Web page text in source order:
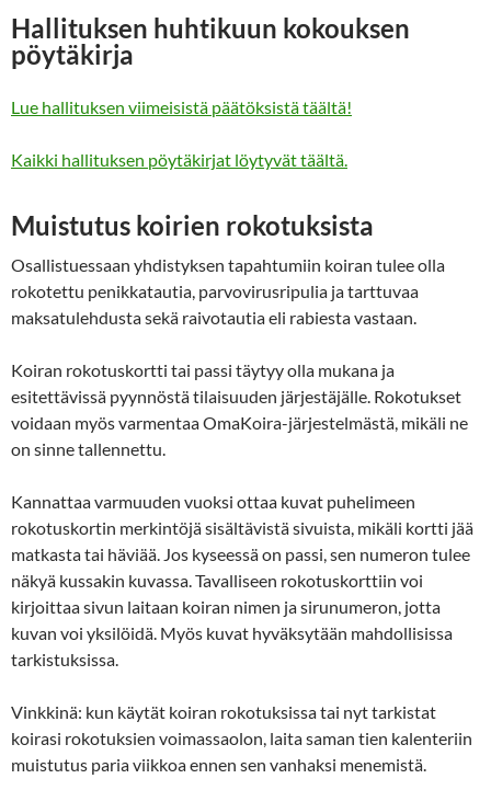
Hallituksen huhtikuun kokouksen
pöytäkirja
Lue hallituksen viimeisistä päätöksistä täältä!
Kaikki hallituksen pöytäkirjat löytyvät täältä.
Muistutus koirien rokotuksista
Osallistuessaan yhdistyksen tapahtumiin koiran tulee olla
rokotettu penikkatautia, parvovirusripulia ja tarttuvaa
maksatulehdusta sekä raivotautia eli rabiesta vastaan.
Koiran rokotuskortti tai passi täytyy olla mukana ja
esitettävissä pyynnöstä tilaisuuden järjestäjälle. Rokotukset
voidaan myös varmentaa OmaKoira-järjestelmästä, mikäli ne
on sinne tallennettu.
Kannattaa varmuuden vuoksi ottaa kuvat puhelimeen
rokotuskortin merkintöjä sisältävistä sivuista, mikäli kortti jää
matkasta tai häviää. Jos kyseessä on passi, sen numeron tulee
näkyä kussakin kuvassa. Tavalliseen rokotuskorttiin voi
kirjoittaa sivun laitaan koiran nimen ja sirunumeron, jotta
kuvan voi yksilöidä. Myös kuvat hyväksytään mahdollisissa
tarkistuksissa.
Vinkkinä: kun käytät koiran rokotuksissa tai nyt tarkistat
koirasi rokotuksien voimassaolon, laita saman tien kalenteriin
muistutus paria viikkoa ennen sen vanhaksi menemistä.